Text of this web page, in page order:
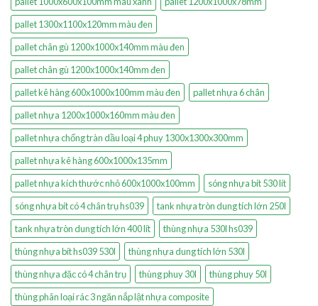
pallet 1300x1100x120mm màu đen
pallet chân gù 1200x1000x140mm màu đen
pallet chân gù 1200x1000x140mm đen
pallet kê hàng 600x1000x100mm màu đen
pallet nhựa 6 chân
pallet nhựa 1200x1000x160mm màu đen
pallet nhựa chống tràn dầu loại 4 phuy 1300x1300x300mm
pallet nhựa kê hàng 600x1000x135mm
pallet nhựa kích thước nhỏ 600x1000x100mm
sóng nhựa bít 530 lít
sóng nhựa bít có 4 chân trụ hs039
tank nhựa tròn dung tích lớn 250l
tank nhựa tròn dung tích lớn 400 lít
thùng nhựa 530l hs039
thùng nhựa bít hs039 530l
thùng nhựa dung tích lớn 530l
thùng nhựa đặc có 4 chân trụ
thùng phuy 30l
thùng phuy 50l
thùng phân loại rác 3 ngăn nắp lật nhựa composite